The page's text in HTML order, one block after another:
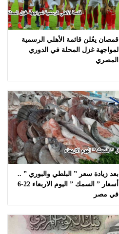
قمصان يعُلن قائمة الأهلي الرسمية
لمواجهة غزل المحلة في الدوري
المصري
بعد زيادة سعر ” البلطي والبوري ” ..
أسعار ” السمك ” اليوم الاربعاء 22-6
في مصر